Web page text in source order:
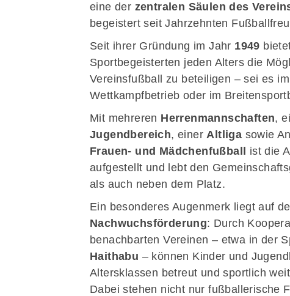
eine der zentralen Säulen des
begeistert seit Jahrzehnten
Seit ihrer Gründung im Jahr 1949
Sportbegeisterten jeden Alters die
Vereinsfußball zu beteiligen – sei es
Wettkampfbetrieb oder im
Mit mehreren Herrenmannschaften,
Jugendbereich, einer Altliga sowie
Frauen- und Mädchenfußball ist die
aufgestellt und lebt den
als auch neben dem Platz.
Ein besonderes Augenmerk liegt auf
Nachwuchsförderung: Durch
benachbarten Vereinen – etwa in der
Haithabu – können Kinder und
Altersklassen betreut und sportlich
Dabei stehen nicht nur fußballerische
Sportangebote finden
Abteilungen
Sportsuche